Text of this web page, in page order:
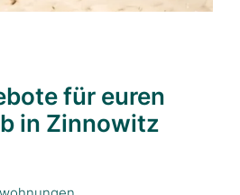
für euren
in Zinnowitz